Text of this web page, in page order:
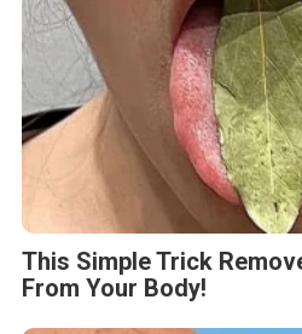
This Simple Trick
From Your Body!